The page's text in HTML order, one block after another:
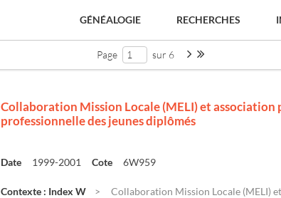
GÉNÉALOGIE RECHERCHES
Page sur 6 Page suivante : 1/6
Collaboration Mission Locale (MELI) et
professionnelle des jeunes diplômés
Date 1999-2001 Cote 6W959
Contexte : Index W Collaboration Mission Locale (MELI)